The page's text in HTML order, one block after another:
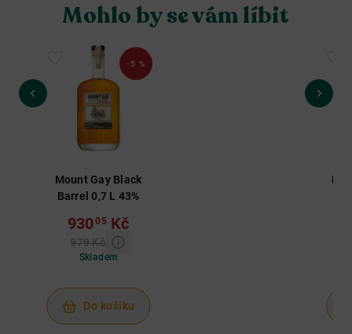
Mohlo by se vám líbit
-5 %
Mount Gay Black
Barrel 0,7 L 43%
93005 Kč
979 Kč
Skladem
Do košíku